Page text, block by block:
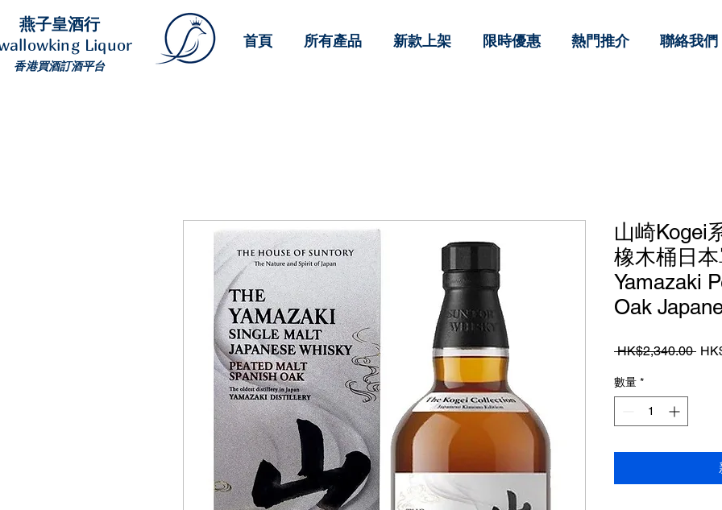
燕子皇酒行
Liquor
香港買酒訂酒平台
首頁 所有產品 新款上架 限時優惠 熱門推介 聯絡我們
山崎Kogei
橡木桶日
Yamazaki
Oak
HK$2,340.00 一
數量 *